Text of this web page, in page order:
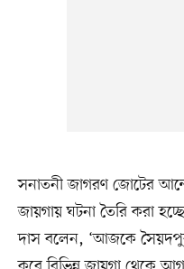
সনাতনী জাগরণ জোটের
জায়গায় ঘটনা তৈরি করা
দাস বলেন, ‘আজকে